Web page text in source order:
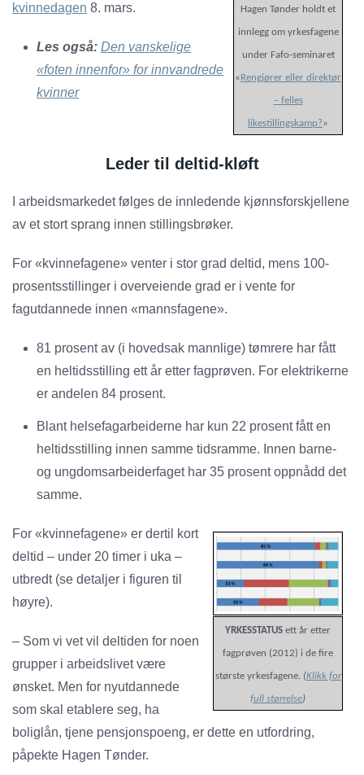
Hagen Tønder holdt et
innlegg om yrkesfagene
under Fafo-seminaret
« Rengjører eller direktør
– felles
likestillingskamp?»
kvinnedagen 8. mars.
Les også: Den vanskelige
«foten innenfor» for innvandrede
kvinner
Leder til deltid-kløft
I arbeidsmarkedet følges de innledende kjønnsforskjellene
av et stort sprang innen stillingsbrøker.
For «kvinnefagene» venter i stor grad deltid, mens 100-
prosentsstillinger i overveiende grad er i vente for
fagutdannede innen «mannsfagene».
81 prosent av (i hovedsak mannlige) tømrere har fått
en heltidsstilling ett år etter fagprøven. For elektrikerne
er andelen 84 prosent.
Blant helsefagarbeiderne har kun 22 prosent fått en
heltidsstilling innen samme tidsramme. Innen barne-
og ungdomsarbeiderfaget har 35 prosent oppnådd det
samme.
YRKESSTATUS ett år etter
fagprøven (2012) i de fire
største yrkesfagene. (Klikk for
full størrelse)
For «kvinnefagene» er dertil kort
deltid – under 20 timer i uka –
utbredt (se detaljer i figuren til
høyre).
– Som vi vet vil deltiden for noen
grupper i arbeidslivet være
ønsket. Men for nyutdannede
som skal etablere seg, ha
boliglån, tjene pensjonspoeng, er dette en utfordring,
påpekte Hagen Tønder.